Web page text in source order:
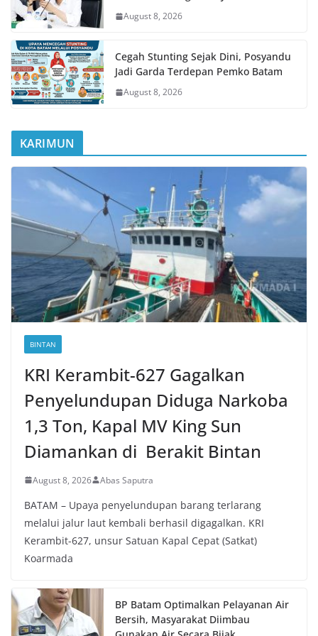
August 8, 2026
Cegah Stunting Sejak Dini, Posyandu
Jadi Garda Terdepan Pemko Batam
August 8, 2026
KARIMUN
BINTAN
KRI Kerambit-627 Gagalkan
Penyelundupan Diduga Narkoba
1,3 Ton, Kapal MV King Sun
Diamankan di Berakit Bintan
August 8, 2026 Abas Saputra
BATAM – Upaya penyelundupan barang terlarang
melalui jalur laut kembali berhasil digagalkan. KRI
Kerambit-627, unsur Satuan Kapal Cepat (Satkat)
Koarmada
BP Batam Optimalkan Pelayanan Air
Bersih, Masyarakat Diimbau